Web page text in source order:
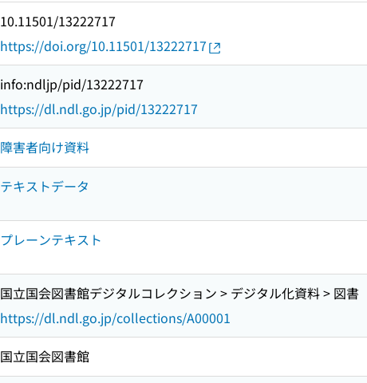
10.11501/13222717
https://doi.org/10.11501/13222717
info:ndljp/pid/13222717
https://dl.ndl.go.jp/pid/13222717
障害者向け資料
テキストデータ
プレーンテキスト
国立国会図書館デジタルコレクション > デジタル化資料 > 図書
https://dl.ndl.go.jp/collections/A00001
国立国会図書館